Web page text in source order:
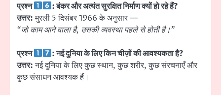
प्रश्न
: बंकर और अत्यंत सुरक्षित निर्माण क्यों हो रहे हैं?
उत्तर:मुरली 5 दिसंबर 1966 के अनुसार —
“जो काम आने वाला है, उसकी व्यवस्था पहले से होती है।”
प्रश्न
: नई दुनिया के लिए किन चीज़ों की आवश्यकता है?
उत्तर:नई दुनिया के लिए कुछ स्थान, कुछ शरीर, कुछ संरचनाएँ और
कुछ संसाधन आवश्यक हैं।